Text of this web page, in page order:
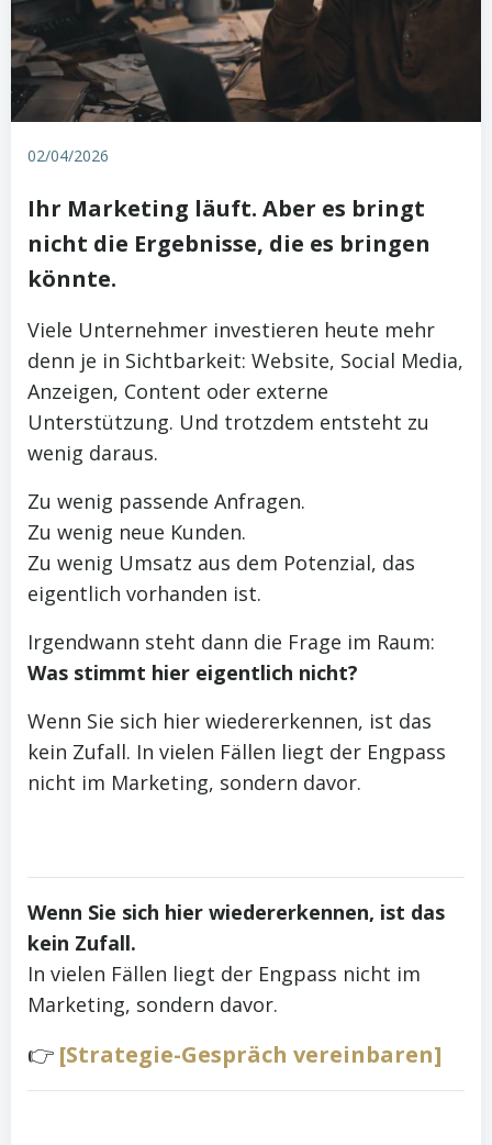
02/04/2026
Ihr Marketing läuft. Aber es bringt
nicht die Ergebnisse, die es bringen
könnte.
Viele Unternehmer investieren heute mehr
denn je in Sichtbarkeit: Website, Social Media,
Anzeigen, Content oder externe
Unterstützung. Und trotzdem entsteht zu
wenig daraus.
Zu wenig passende Anfragen.
Zu wenig neue Kunden.
Zu wenig Umsatz aus dem Potenzial, das
eigentlich vorhanden ist.
Irgendwann steht dann die Frage im Raum:
Was stimmt hier eigentlich nicht?
Wenn Sie sich hier wiedererkennen, ist das
kein Zufall. In vielen Fällen liegt der Engpass
nicht im Marketing, sondern davor.
Wenn Sie sich hier wiedererkennen, ist das
kein Zufall.
In vielen Fällen liegt der Engpass nicht im
Marketing, sondern davor.
👉 [Strategie-Gespräch vereinbaren]